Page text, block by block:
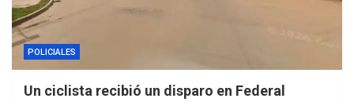
POLICIALES
Un ciclista recibió un disparo en Federal